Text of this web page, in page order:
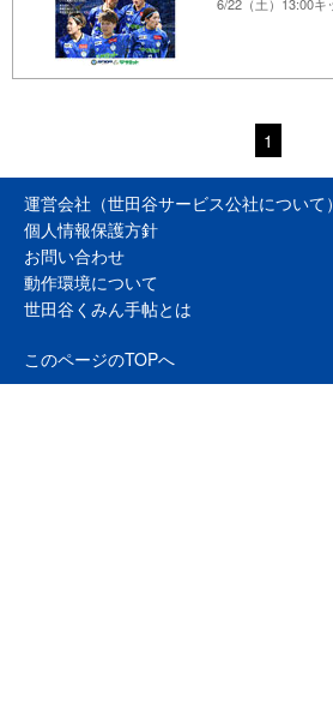
1
運営会社（世田谷サービス公社について）
個人情報保護方針
お問い合わせ
動作環境について
世田谷くみん手帖とは
このページのTOPへ